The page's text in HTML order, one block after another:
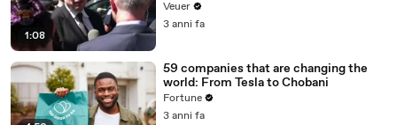
1:08
Disinformation’ Amongst All Social
Media Platforms
Veuer
3 anni fa
59 companies that are changing the
world: From Tesla to Chobani
Fortune
3 anni fa